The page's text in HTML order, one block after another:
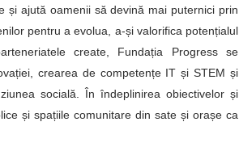
și ajută oamenii să devină mai puternici prin
pentru a evolua, a-și valorifica potențialul
create, Fundația Progress se
crearea de competențe IT și STEM și
socială. În îndeplinirea obiectivelor și
și spațiile comunitare din sate și orașe ca